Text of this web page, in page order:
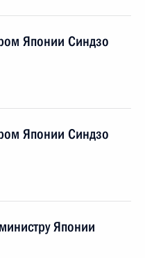
Японии Синдзо
Японии Синдзо
Японии